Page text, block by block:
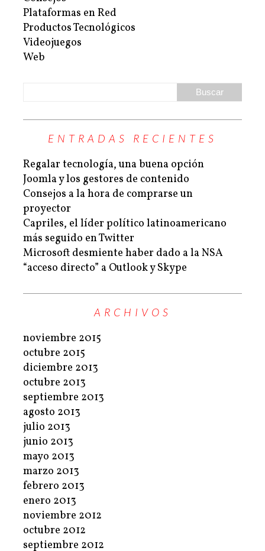
Plataformas en Red
Productos Tecnológicos
Videojuegos
Web
ENTRADAS RECIENTES
Regalar tecnología, una buena opción
Joomla y los gestores de contenido
Consejos a la hora de comprarse un
proyector
Capriles, el líder político latinoamericano
más seguido en Twitter
Microsoft desmiente haber dado a la NSA
“acceso directo” a Outlook y Skype
ARCHIVOS
noviembre 2015
octubre 2015
diciembre 2013
octubre 2013
septiembre 2013
agosto 2013
julio 2013
junio 2013
mayo 2013
marzo 2013
febrero 2013
enero 2013
noviembre 2012
octubre 2012
septiembre 2012